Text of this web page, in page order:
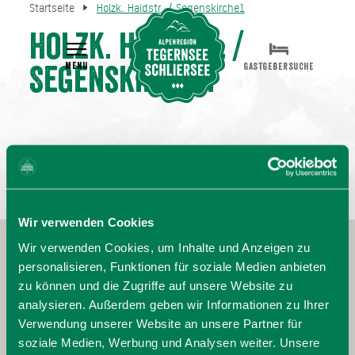
Wir verwenden Cookies
Wir verwenden Cookies, um Inhalte und Anzeigen zu
personalisieren, Funktionen für soziale Medien anbieten
zu können und die Zugriffe auf unsere Website zu
analysieren. Außerdem geben wir Informationen zu Ihrer
Verwendung unserer Website an unsere Partner für
soziale Medien, Werbung und Analysen weiter. Unsere
Startseite Holzk. Haidstr. / Segenskirche1
Holzk. Haidstr. /
Segenskirche1
MENU GASTGEBERSUCHE